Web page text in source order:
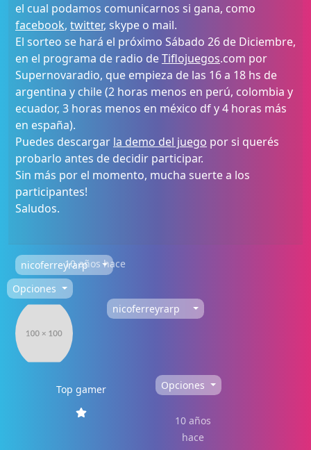
el cual podamos comunicarnos si gana, como
facebook, twitter, skype o mail.
El sorteo se hará el próximo Sábado 26 de Diciembre,
en el programa de radio deTiflojuegos.com por
Supernovaradio, que empieza de las 16 a 18 hs de
argentina y chile (2 horas menos en perú, colombia y
ecuador, 3 horas menos en méxico df y 4 horas más
en españa).
Puedes descargar la demo del juego por si querés
probarlo antes de decidir participar.
Sin más por el momento, mucha suerte a los
participantes!
Saludos.
nicoferreyrarp10 años hace
Opciones
nicoferreyrarp
Top gamer Opciones
10 años
hace